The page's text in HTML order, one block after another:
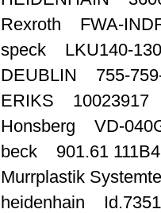
Rexroth FWA-
speck LKU140-130
DEUBLIN 755-
ERIKS 10023917
Honsberg VD-
beck 901.61 111B4
Murrplastik
heidenhain